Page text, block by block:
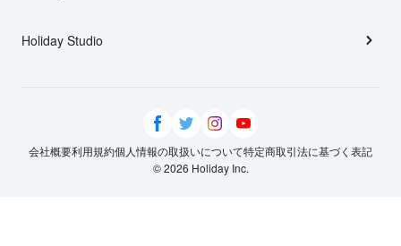
Holiday Studio
会社概要利用規約個人情報の取扱いについて特定商取引法に基づく表記
© 2026 Holiday Inc.